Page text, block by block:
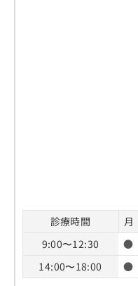
診療時間 月
9:00〜12:30
●
14:00〜18:00
●